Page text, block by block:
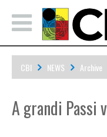
CBI NEWS Archive
A grandi Passi